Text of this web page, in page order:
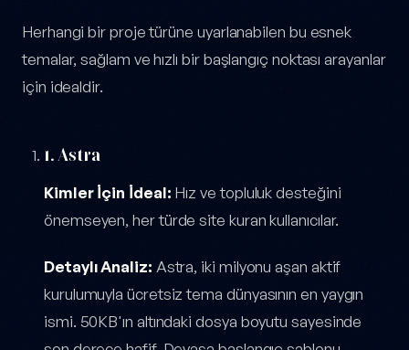
Herhangi bir proje türüne uyarlanabilen bu esnek
temalar, sağlam ve hızlı bir başlangıç noktası arayanlar
için idealdir.
1. Astra
Kimler İçin İdeal: Hız ve topluluk desteğini
önemseyen, her türde site kuran kullanıcılar.
Detaylı Analiz: Astra, iki milyonu aşan aktif
kurulumuyla ücretsiz tema dünyasının en yaygın
ismi. 50KB'ın altındaki dosya boyutu sayesinde